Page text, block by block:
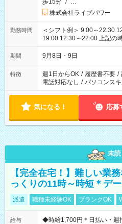
歩15分 / …
株式会社ライブパワー
勤務時間
＜シフト例＞ 9:00～22:30
19:00 12:30～22:00 上記の時間から好きな時間を選べます！ ※
時間は変更となる可能性が
期間 9月8日・9日
特徴 週1日からOK / 履歴書不要 /
電話対応なし / パソコンス
気になる！ 応募
未読
【完全在宅！】難しい業
っくりの11時～時短＊デ
派遣 職種未経験OK ブランクOK
給与
◆時給1,700円＊日払い・週